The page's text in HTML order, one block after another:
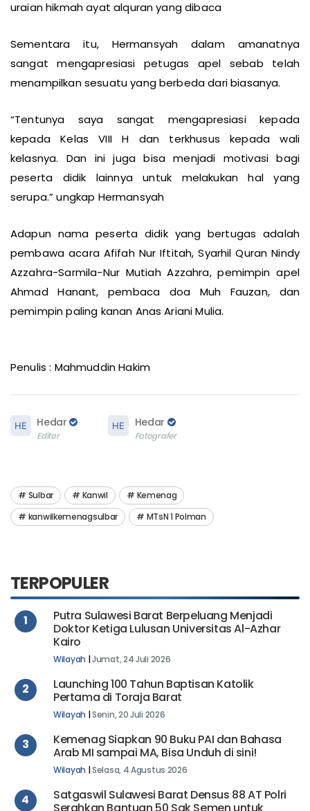
uraian hikmah ayat alquran yang dibaca
Sementara itu, Hermansyah dalam amanatnya
sangat mengapresiasi petugas apel sebab telah
menampilkan sesuatu yang berbeda dari biasanya.
“Tentunya saya sangat mengapresiasi kepada
kepada Kelas VIII H dan terkhusus kepada wali
kelasnya. Dan ini juga bisa menjadi motivasi bagi
peserta didik lainnya untuk melakukan hal yang
serupa.” ungkap Hermansyah
Adapun nama peserta didik yang bertugas adalah
pembawa acara Afifah Nur Iftitah, Syarhil Quran Nindy
Azzahra-Sarmila-Nur Mutiah Azzahra, pemimpin apel
Ahmad Hanant, pembaca doa Muh Fauzan, dan
pemimpin paling kanan Anas Ariani Mulia.
Penulis : Mahmuddin Hakim
Hedar
Editor
Hedar
Fotografer
Sulbar Kanwil
Kemenag
kanwilkemenagsulbar
MTsN 1 Polman
TERPOPULER
1
Putra Sulawesi Barat Berpeluang Menjadi
Doktor Ketiga Lulusan Universitas Al-Azhar
Kairo
Wilayah |Jumat, 24 Juli 2026
2
Launching 100 Tahun Baptisan Katolik
Pertama di Toraja Barat
Wilayah |Senin, 20 Juli 2026
3
Kemenag Siapkan 90 Buku PAI dan Bahasa
Arab MI sampai MA, Bisa Unduh di sini!
Wilayah |Selasa, 4 Agustus 2026
4
Satgaswil Sulawesi Barat Densus 88 AT Polri